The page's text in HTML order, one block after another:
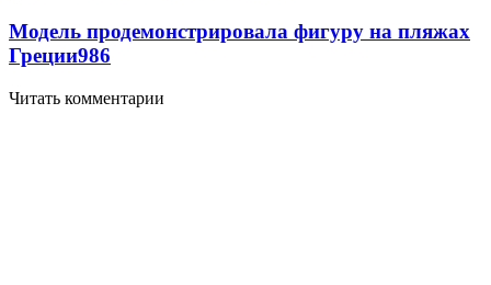
Модель продемонстрировала фигуру на пляжах
Греции986
Читать комментарии